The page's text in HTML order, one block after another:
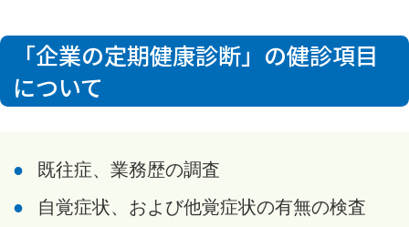
「企業の定期健康診断」の健診項目
について
既往症、業務歴の調査
自覚症状、および他覚症状の有無の検査